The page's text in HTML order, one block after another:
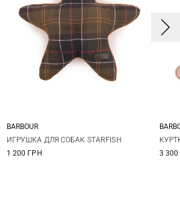
One Size
BARBOUR
ИГРУШКА ДЛЯ СОБАК STARFISH
1 200 ГРН
3